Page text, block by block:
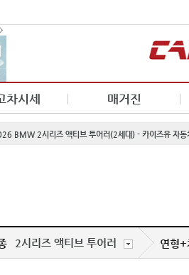
차시세 매거진
BMW 2시리즈 액티브 투어러(2세대) - 카이즈유 자동
2시리즈 액티브 투어러 연형+